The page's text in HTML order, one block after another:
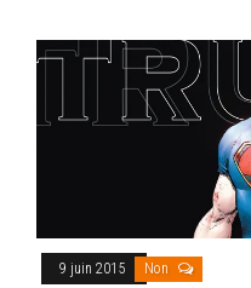
9 juin 2015 Non